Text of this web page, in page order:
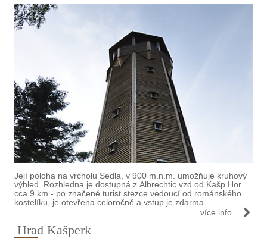
Její poloha na vrcholu Sedla, v 900 m.n.m. umožňuje kruhový
výhled. Rozhledna je dostupná z Albrechtic vzd.od Kašp.Hor
cca 9 km - po značené turist.stezce vedoucí od románského
kostelíku, je otevřena celoročně a vstup je zdarma.
více info…
Hrad Kašperk